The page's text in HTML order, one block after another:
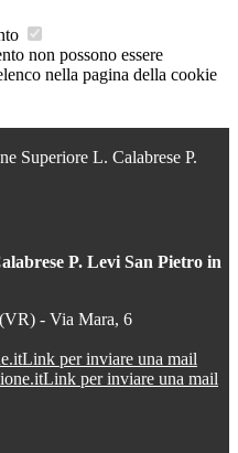
non possono essere
nella pagina della cookie
Superiore L. Calabrese P.
P. Levi San Pietro in
- Via Mara, 6
Link per inviare una mail
Link per inviare una mail